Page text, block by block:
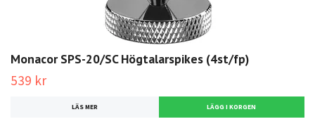
Monacor SPS-20/SC Högtalarspikes (4st/fp)
539 kr
LÄS MER